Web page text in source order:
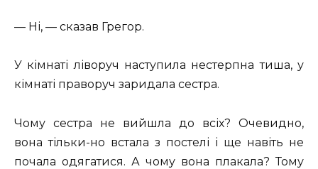
— Ні, — сказав Грегор.
У кімнаті ліворуч наступила нестерпна тиша, у
кімнаті праворуч заридала сестра.
Чому сестра не вийшла до всіх? Очевидно,
вона тільки-но встала з постелі і ще навіть не
почала одягатися. А чому вона плакала? Тому